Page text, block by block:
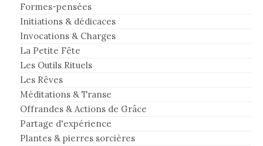
Formes-pensées
Initiations & dédicaces
Invocations & Charges
La Petite Fête
Les Outils Rituels
Les Rêves
Méditations & Transe
Offrandes & Actions de Grâce
Partage d'expérience
Plantes & pierres sorcières